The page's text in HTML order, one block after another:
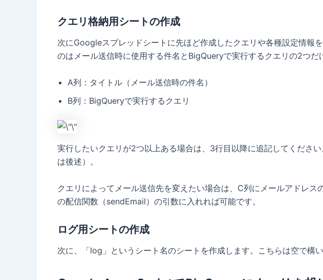
クエリ格納用シートの作成
次にGoogleスプレッドシートに先ほど作成したクエリや各種設定情報
のはメール送信時に使用する件名とBigQueryで実行するクエリの2つだ
A列：タイトル（メール送信時の件名）
B列：BigQueryで実行するクエリ
実行したいクエリが2つ以上ある場合は、3行目以降に追記してくださ
は後述）。
クエリによってメール送信先を変えたい場合は、C列にメールアドレ
の配信関数（sendEmail）の引数に入れれば可能です。
ログ用シートの作成
次に、「log」というシート名のシートを作成します。こちらは空で構い